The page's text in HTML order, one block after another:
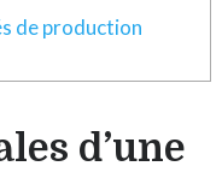
de production
d’une